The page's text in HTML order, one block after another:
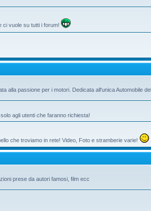
ci vuole su tutti i forum!
alla passione per i motori. Dedicata all'unica Automobile
agli utenti che faranno richiesta!
che troviamo in rete! Video, Foto e stramberie varie!
prese da autori famosi, film ecc